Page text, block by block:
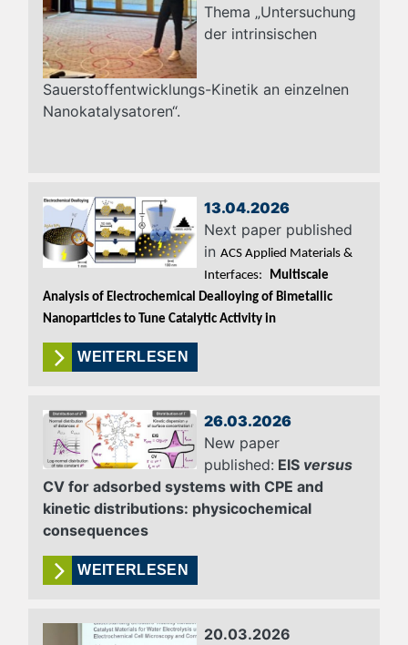
Thema „Untersuchung
der intrinsischen
Sauerstoffentwicklungs-Kinetik an einzelnen
Nanokatalysatoren“.
13.04.2026
Next paper published
in ACS Applied Materials &
Interfaces:
Multiscale
Analysis of Electrochemical Dealloying of Bimetallic
Nanoparticles to Tune Catalytic Activity in
WEITERLESEN
26.03.2026
New paper
published: EIS versus
CV for adsorbed systems with CPE and
kinetic distributions: physicochemical
consequences
WEITERLESEN
20.03.2026